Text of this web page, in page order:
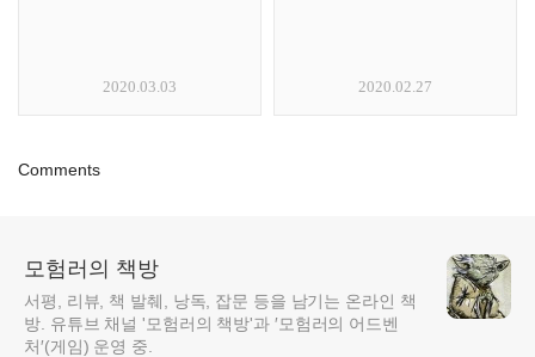
2020.03.03 2020.02.27
Comments
모험러의 책방
서평, 리뷰, 책 발췌, 낭독, 잡문 등을 남기는 온라인 책
방. 유튜브 채널 '모험러의 책방'과 ′모험러의 어드벤
처′(게임) 운영 중.